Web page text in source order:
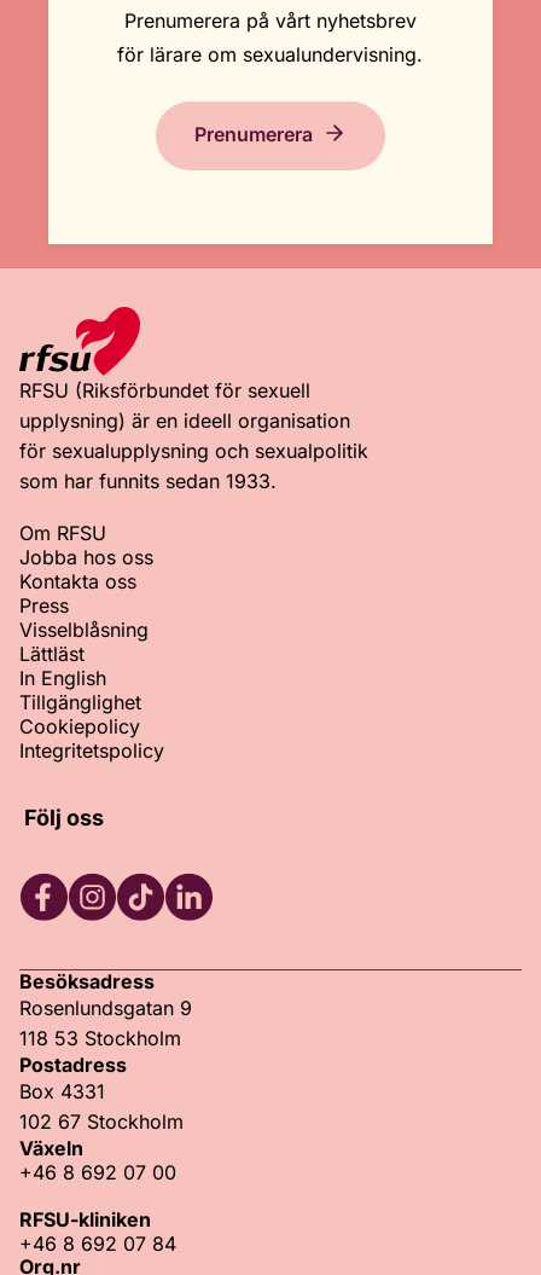
Prenumerera på vårt nyhetsbrev
för lärare om sexualundervisning.
Prenumerera
RFSU (Riksförbundet för sexuell
upplysning) är en ideell organisation
för sexualupplysning och sexualpolitik
som har funnits sedan 1933.
Om RFSU
Jobba hos oss
Kontakta oss
Press
Visselblåsning
Lättläst
In English
Tillgänglighet
Cookiepolicy
Integritetspolicy
Följ oss
Besöksadress
Rosenlundsgatan 9
118 53 Stockholm
Postadress
Box 4331
102 67 Stockholm
Växeln
+46 8 692 07 00
RFSU-kliniken
+46 8 692 07 84
Org.nr